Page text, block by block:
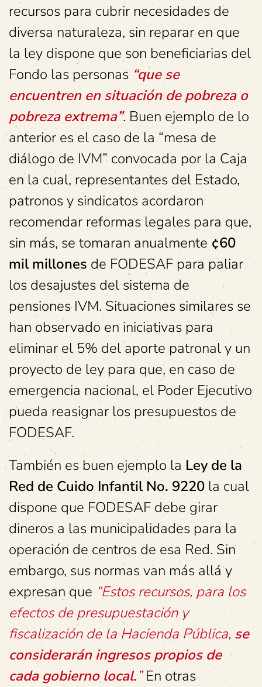
recursos para cubrir necesidades de
diversa naturaleza, sin reparar en que
la ley dispone que son beneficiarias del
Fondo las personas “que se
encuentren en situación de pobreza o
pobreza extrema”. Buen ejemplo de lo
anterior es el caso de la “mesa de
diálogo de IVM” convocada por la Caja
en la cual, representantes del Estado,
patronos y sindicatos acordaron
recomendar reformas legales para que,
sin más, se tomaran anualmente ¢60
mil millones de FODESAF para paliar
los desajustes del sistema de
pensiones IVM. Situaciones similares se
han observado en iniciativas para
eliminar el 5% del aporte patronal y un
proyecto de ley para que, en caso de
emergencia nacional, el Poder Ejecutivo
pueda reasignar los presupuestos de
FODESAF.
También es buen ejemplo la Ley de la
Red de Cuido Infantil No. 9220 la cual
dispone que FODESAF debe girar
dineros a las municipalidades para la
operación de centros de esa Red. Sin
embargo, sus normas van más allá y
expresan que “Estos recursos, para los
efectos de presupuestación y
fiscalización de la Hacienda Pública, se
considerarán ingresos propios de
cada gobierno local.”En otras